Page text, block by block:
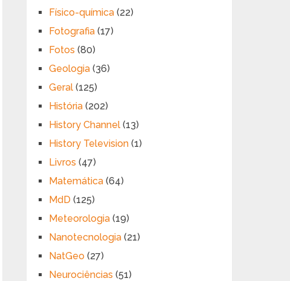
Físico-química (22)
Fotografia (17)
Fotos (80)
Geologia (36)
Geral (125)
História (202)
History Channel (13)
History Television (1)
Livros (47)
Matemática (64)
MdD (125)
Meteorologia (19)
Nanotecnologia (21)
NatGeo (27)
Neurociências (51)